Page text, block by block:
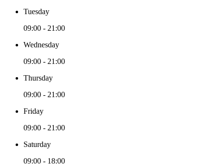
Tuesday
09:00 - 21:00
Wednesday
09:00 - 21:00
Thursday
09:00 - 21:00
Friday
09:00 - 21:00
Saturday
09:00 - 18:00